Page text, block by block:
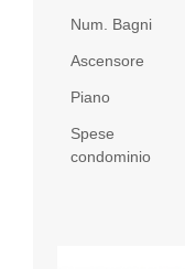
Num. Bagni
Ascensore
Piano
Spese
condominio